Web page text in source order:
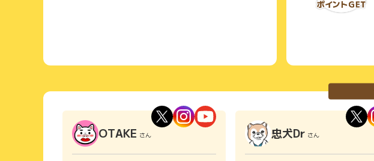
OTAKE さん 忠犬Dr さん